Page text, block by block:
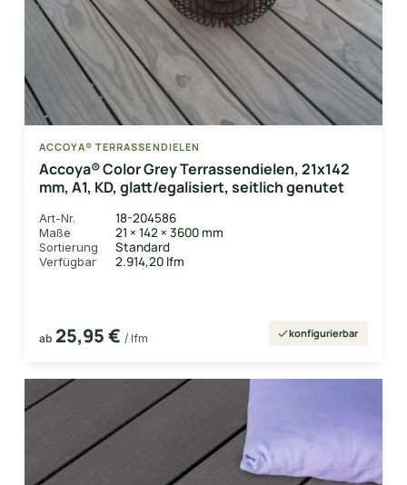
ACCOYA® TERRASSENDIELEN
Accoya® Color Grey Terrassendielen, 21x142
mm, A1, KD, glatt/egalisiert, seitlich genutet
Art-Nr. 18-204586
Maße 21 × 142 × 3600 mm
Sortierung Standard
Verfügbar 2.914,20 lfm
ab 25,95 € / lfm konfigurierbar